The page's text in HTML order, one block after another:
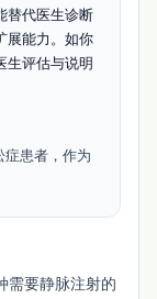
替代医生诊断
展能力。如你
生评估与说明
症患者，作为
需要静脉注射的